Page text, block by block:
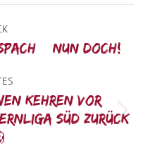
– nun doch!
KEHREN VOR
SÜD ZURÜCK